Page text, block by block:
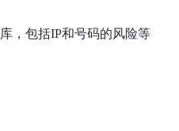
，包括IP和号码的风险等